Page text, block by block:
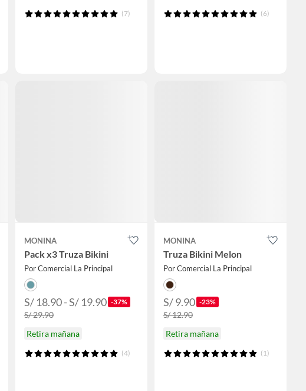
(7) (6)
MONINA
Pack x3 Truza Bikini
Por Comercial La Principal
S/ 18.90 - S/ 19.90 -37%
S/ 29.90
Retira mañana
(4)
MONINA
Truza Bikini Melon
Por Comercial La Principal
S/ 9.90 -23%
S/ 12.90
Retira mañana
(1)